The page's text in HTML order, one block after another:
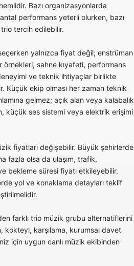
Bazı organizasyonlarda
performans yeterli olurken, bazı
tercih edilebilir.
yalnızca fiyat değil; enstrüman
örnekleri, sahne kıyafeti, performans
ve teknik ihtiyaçlar birlikte
Küçük ekip olması her zaman teknik
gelmez; açık alan veya kalabalık
küçük ses sistemi veya elektrik erişimi
fiyatları değişebilir. Büyük şehirlerde
fazla olsa da ulaşım, trafik,
bekleme süresi fiyatı etkileyebilir.
yol ve konaklama detayları teklif
farklı trio müzik grubu alternatiflerini
kokteyl, karşılama, kurumsal davet
için uygun canlı müzik ekibinden